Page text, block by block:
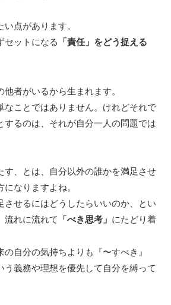
点があります。
セットになる 「責任」をどう捉える
者がいるから生まれます。
なことではありません。けれどそれで
するのは、それが自分一人の問題では
す、とは、自分以外の誰かを満足させ
なりますよね。
させるにはどうしたらいいのか、とい
流れに流れて 「べき思考」 にたどり着
自分の気持ちよりも『〜すべき』
う義務や理想を優先して自分を縛って